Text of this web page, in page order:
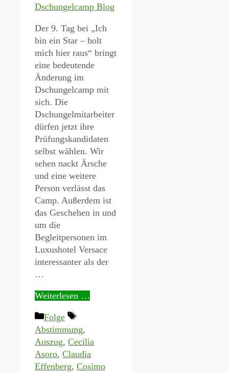
Dschungelcamp Blog
Der 9. Tag bei „Ich
bin ein Star – holt
mich hier raus“ bringt
eine bedeutende
Änderung im
Dschungelcamp mit
sich. Die
Dschungelmitarbeiter
dürfen jetzt ihre
Prüfungskandidaten
selbst wählen. Wir
sehen nackt Ärsche
und eine weitere
Person verlässt das
Camp. Außerdem ist
das Geschehen in und
um die
Begleitpersonen im
Luxushotel Versace
interessanter als der
…
Weiterlesen …
Kategorien
Folge
Schlagwörter
Abstimmung,
Auszug, Cecilia
Asoro, Claudia
Effenberg, Cosimo